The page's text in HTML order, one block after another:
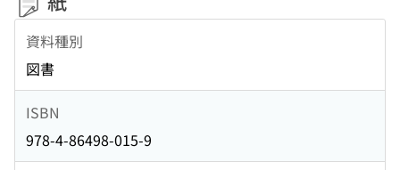
資料種別
図書
ISBN
978-4-86498-015-9